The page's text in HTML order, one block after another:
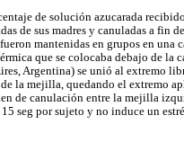
de solución azucarada
de sus madres y canuladas a fin
mantenidas en grupos en una
que se colocaba debajo de la
Argentina) se unió al extremo
la mejilla, quedando el extremo
de canulación entre la mejilla
seg por sujeto y no induce un